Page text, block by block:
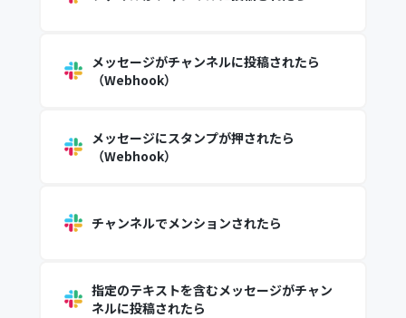
メッセージがチャンネルに投稿されたら
（Webhook）
メッセージにスタンプが押されたら
（Webhook）
チャンネルでメンションされたら
指定のテキストを含むメッセージがチャン
ネルに投稿されたら